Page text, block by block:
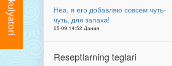
Неа, я его добавляю совсем чуть-
чуть, для запаха!
25-09 14:52 Дания
Reseptlarning teglari